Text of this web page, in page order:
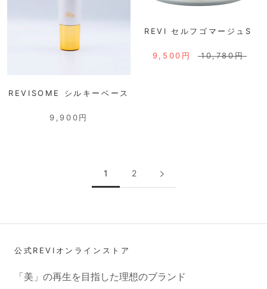
REVISOME シルキーベース
9,900円
REVI セルフゴマージュS
9,500円 10,780円
1 2
公式REVIオンラインストア
「美」の再生を目指した理想のブランド